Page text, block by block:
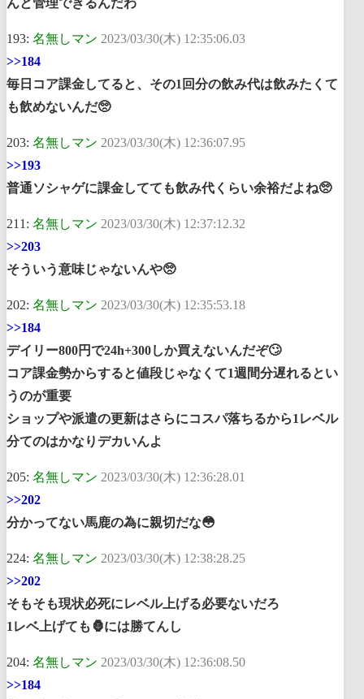
193: 名無しマン 2023/03/30(木) 12:35:06.03
>>184
毎日コア課金してると、その1回分の飲み代は飲みたくて
も飲めないんだ🥺
203: 名無しマン 2023/03/30(木) 12:36:07.95
>>193
普通ソシャゲに課金してても飲み代くらい余裕だよね🥺
211: 名無しマン 2023/03/30(木) 12:37:12.32
>>203
そういう意味じゃないんや🥺
202: 名無しマン 2023/03/30(木) 12:35:53.18
>>184
デイリー800円で24h+300しか買えないんだぞ🙄
コア課金勢からすると値段じゃなくて1週間分遅れるとい
うのが重要
ショップや派遣の更新はさらにコスパ落ちるから1レベル
分てのはかなりデカいんよ
205: 名無しマン 2023/03/30(木) 12:36:28.01
>>202
分かってない馬鹿の為に親切だな😳
224: 名無しマン 2023/03/30(木) 12:38:28.25
>>202
そもそも現状必死にレベル上げる必要ないだろ
1レベ上げても🦍には勝てんし
204: 名無しマン 2023/03/30(木) 12:36:08.50
>>184